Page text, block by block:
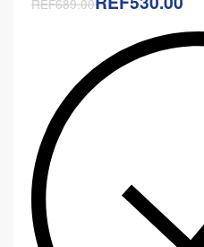
REF689.00